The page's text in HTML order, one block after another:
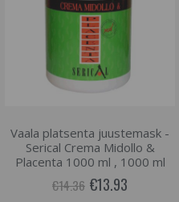
Vaala platsenta juustemask -
Serical Crema Midollo &
Placenta 1000 ml , 1000 ml
€14.36 €13.93